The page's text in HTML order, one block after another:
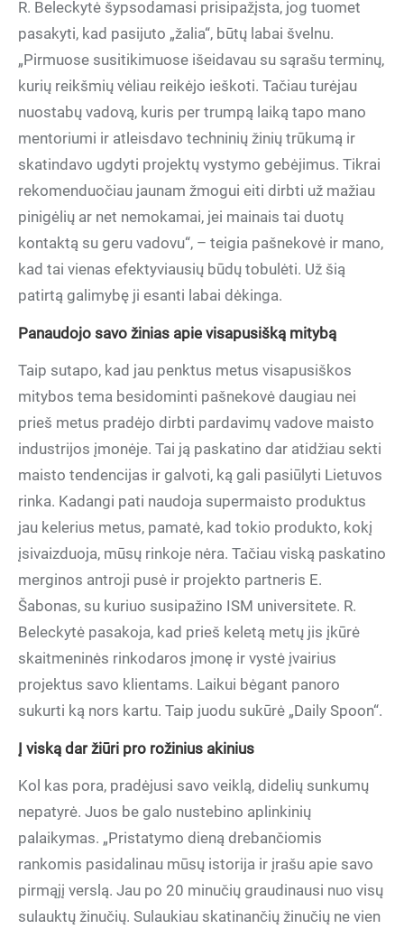
R. Beleckytė šypsodamasi prisipažįsta, jog tuomet
pasakyti, kad pasijuto „žalia“, būtų labai švelnu.
„Pirmuose susitikimuose išeidavau su sąrašu terminų,
kurių reikšmių vėliau reikėjo ieškoti. Tačiau turėjau
nuostabų vadovą, kuris per trumpą laiką tapo mano
mentoriumi ir atleisdavo techninių žinių trūkumą ir
skatindavo ugdyti projektų vystymo gebėjimus. Tikrai
rekomenduočiau jaunam žmogui eiti dirbti už mažiau
pinigėlių ar net nemokamai, jei mainais tai duotų
kontaktą su geru vadovu“, – teigia pašnekovė ir mano,
kad tai vienas efektyviausių būdų tobulėti. Už šią
patirtą galimybę ji esanti labai dėkinga.
Panaudojo savo žinias apie visapusišką mitybą
Taip sutapo, kad jau penktus metus visapusiškos
mitybos tema besidominti pašnekovė daugiau nei
prieš metus pradėjo dirbti pardavimų vadove maisto
industrijos įmonėje. Tai ją paskatino dar atidžiau sekti
maisto tendencijas ir galvoti, ką gali pasiūlyti Lietuvos
rinka. Kadangi pati naudoja supermaisto produktus
jau kelerius metus, pamatė, kad tokio produkto, kokį
įsivaizduoja, mūsų rinkoje nėra. Tačiau viską paskatino
merginos antroji pusė ir projekto partneris E.
Šabonas, su kuriuo susipažino ISM universitete. R.
Beleckytė pasakoja, kad prieš keletą metų jis įkūrė
skaitmeninės rinkodaros įmonę ir vystė įvairius
projektus savo klientams. Laikui bėgant panoro
sukurti ką nors kartu. Taip juodu sukūrė „Daily Spoon“.
Į viską dar žiūri pro rožinius akinius
Kol kas pora, pradėjusi savo veiklą, didelių sunkumų
nepatyrė. Juos be galo nustebino aplinkinių
palaikymas. „Pristatymo dieną drebančiomis
rankomis pasidalinau mūsų istorija ir įrašu apie savo
pirmąjį verslą. Jau po 20 minučių graudinausi nuo visų
sulauktų žinučių. Sulaukiau skatinančių žinučių ne vien